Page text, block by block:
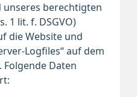
berechtigten
1 lit. f. DSGVO)
die Website und
Logfiles“ auf dem
Folgende Daten